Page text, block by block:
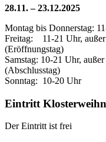
28.11. – 23.12.2025
Montag bis Donnerstag:
Freitag: 11-21 Uhr, außer
(Eröffnungstag)
Samstag: 10-21 Uhr,
(Abschlusstag)
Sonntag: 10-20 Uhr
Eintritt
Der Eintritt ist frei